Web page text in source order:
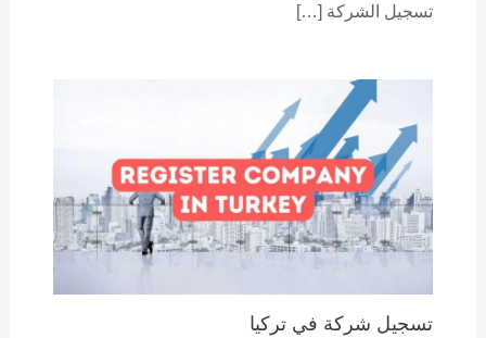
تسجيل الشركة […]
تسجيل شركة في تركيا